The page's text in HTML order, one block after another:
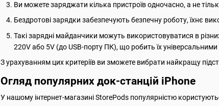
Ви можете заряджати кілька пристроїв одночасно, а не
Бездротові зарядки забезпечують безпечну роботу, їхнє
Такі зарядні майданчики можуть використовуватися в
220V або 5V (до USB-порту ПК), що робить їх універсальними
З урахуванням цих критеріїв ви зможете вибрати найкращу
Огляд популярних док-станцій iPhone
У нашому інтернет-магазині StorePods популярністю